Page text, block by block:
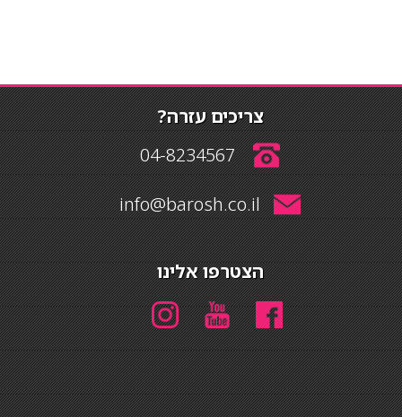
צריכים עזרה?
04-8234567
info@barosh.co.il
הצטרפו אלינו